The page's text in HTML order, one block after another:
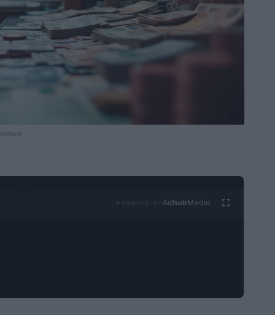
Ad hubMedia